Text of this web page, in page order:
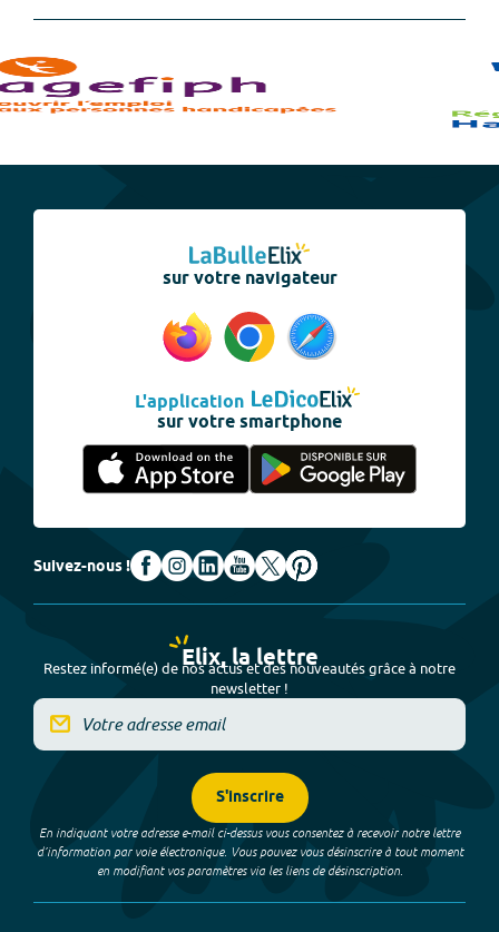
sur votre navigateur
L'application
sur votre smartphone
Suivez-nous !
Elix, la lettre
Restez informé(e) de nos actus et des nouveautés grâce à notre
newsletter !
S'inscrire
En indiquant votre adresse e-mail ci-dessus vous consentez à recevoir notre lettre
d’information par voie électronique. Vous pouvez vous désinscrire à tout moment
en modifiant vos paramètres via les liens de désinscription.